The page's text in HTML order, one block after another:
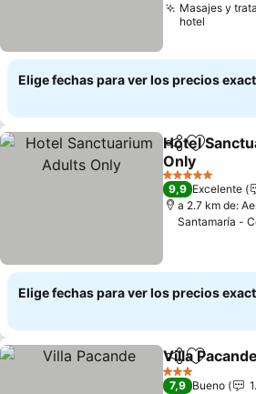
Masajes y
hotel
Elige fechas para ver los precios
Compartir
Agregar
Hotel
Only
Ver precios
5 Estrellas
9,9 Excelente
a 2.7 km de:
Santamaría -
Elige fechas para ver los precios
Compartir
Agregar
Villa Pacande
3 Estrellas
7,9 Bueno